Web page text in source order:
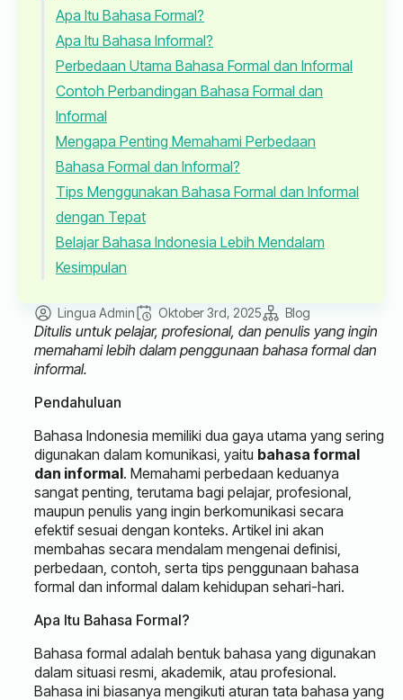
Apa Itu Bahasa Formal?
Apa Itu Bahasa Informal?
Perbedaan Utama Bahasa Formal dan Informal
Contoh Perbandingan Bahasa Formal dan
Informal
Mengapa Penting Memahami Perbedaan
Bahasa Formal dan Informal?
Tips Menggunakan Bahasa Formal dan Informal
dengan Tepat
Belajar Bahasa Indonesia Lebih Mendalam
Kesimpulan
Lingua Admin Oktober 3rd, 2025 Blog
Ditulis untuk pelajar, profesional, dan penulis yang ingin
memahami lebih dalam penggunaan bahasa formal dan
informal.
Pendahuluan
Bahasa Indonesia memiliki dua gaya utama yang sering
digunakan dalam komunikasi, yaitu bahasa formal
dan informal. Memahami perbedaan keduanya
sangat penting, terutama bagi pelajar, profesional,
maupun penulis yang ingin berkomunikasi secara
efektif sesuai dengan konteks. Artikel ini akan
membahas secara mendalam mengenai definisi,
perbedaan, contoh, serta tips penggunaan bahasa
formal dan informal dalam kehidupan sehari-hari.
Apa Itu Bahasa Formal?
Bahasa formal adalah bentuk bahasa yang digunakan
dalam situasi resmi, akademik, atau profesional.
Bahasa ini biasanya mengikuti aturan tata bahasa yang